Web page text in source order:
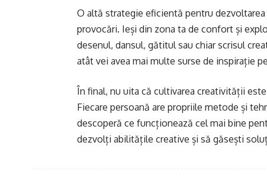
O altă strategie eficientă pentru
provocări. Ieși din zona ta de confort și
desenul, dansul, gătitul sau chiar scrisul
atât vei avea mai multe surse de inspirație
În final, nu uita că cultivarea creativității
Fiecare persoană are propriile metode și
descoperă ce funcționează cel mai bine
dezvolți abilitățile creative și să găsești